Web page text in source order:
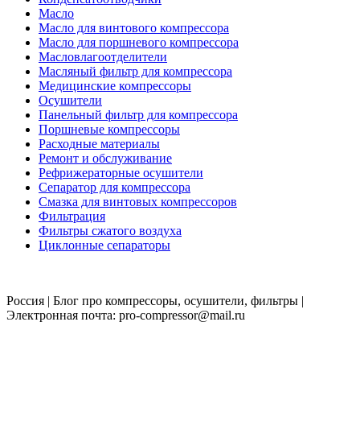
Масло
Масло для винтового компрессора
Масло для поршневого компрессора
Масловлагоотделители
Масляный фильтр для компрессора
Медицинские компрессоры
Осушители
Панельный фильтр для компрессора
Поршневые компрессоры
Расходные материалы
Ремонт и обслуживание
Рефрижераторные осушители
Сепаратор для компрессора
Смазка для винтовых компрессоров
Фильтрация
Фильтры сжатого воздуха
Циклонные сепараторы
Россия | Блог про компрессоры, осушители, фильтры |
Электронная почта: pro-compressor@mail.ru